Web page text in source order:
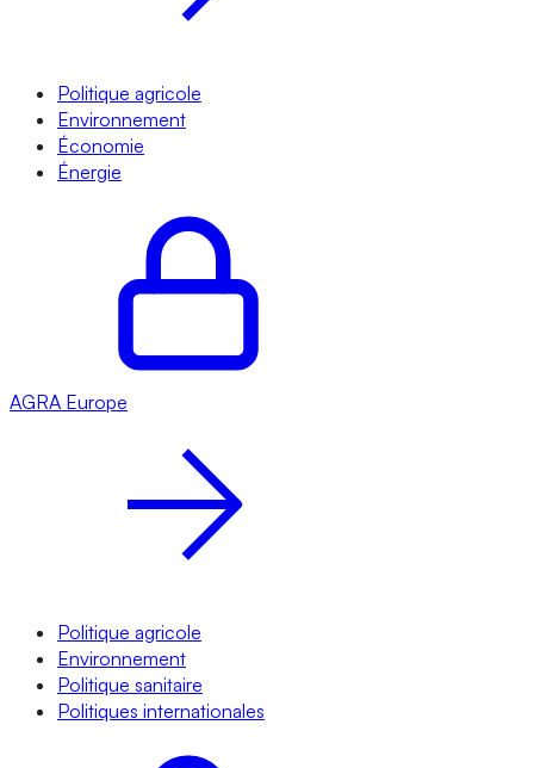
Politique agricole
Environnement
Économie
Énergie
AGRA Europe
Politique agricole
Environnement
Politique sanitaire
Politiques internationales